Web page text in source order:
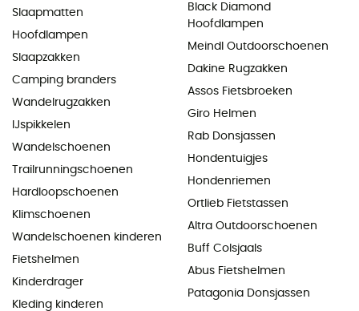
Slaapmatten
Hoofdlampen
Slaapzakken
Camping branders
Wandelrugzakken
IJspikkelen
Wandelschoenen
Trailrunningschoenen
Hardloopschoenen
Klimschoenen
Wandelschoenen kinderen
Fietshelmen
Kinderdrager
Kleding kinderen
Black Diamond
Hoofdlampen
Meindl Outdoorschoenen
Dakine Rugzakken
Assos Fietsbroeken
Giro Helmen
Rab Donsjassen
Hondentuigjes
Hondenriemen
Ortlieb Fietstassen
Altra Outdoorschoenen
Buff Colsjaals
Abus Fietshelmen
Patagonia Donsjassen